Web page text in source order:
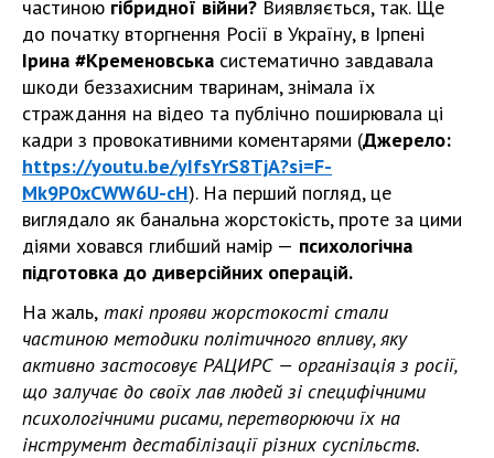
частиною гібридної війни? Виявляється, так. Ще
до початку вторгнення Росії в Україну, в Ірпені
Ірина #Кременовська систематично завдавала
шкоди беззахисним тваринам, знімала їх
страждання на відео та публічно поширювала ці
кадри з провокативними коментарями (Джерело:
https://youtu.be/yIfsYrS8TjA?si=F-
Mk9P0xCWW6U-cH). На перший погляд, це
виглядало як банальна жорстокість, проте за цими
діями ховався глибший намір — психологічна
підготовка до диверсійних операцій.
На жаль, такі прояви жорстокості стали
частиною методики політичного впливу, яку
активно застосовує РАЦИРС — організація з росії,
що залучає до своїх лав людей зі специфічними
психологічними рисами, перетворюючи їх на
інструмент дестабілізації різних суспільств.